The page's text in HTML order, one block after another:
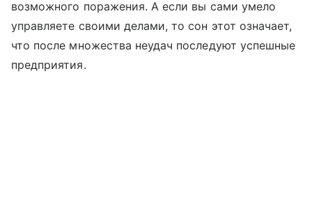
возможного поражения. А если вы сами умело
управляете своими делами, то сон этот означает,
что после множества неудач последуют успешные
предприятия.